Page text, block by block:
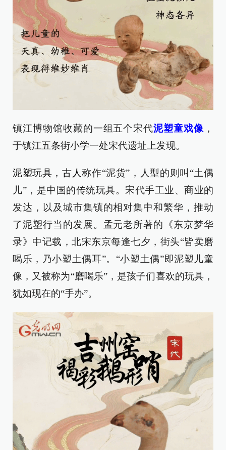
镇江博物馆收藏的一组五个宋代泥塑童戏像 ，
于镇江五条街小学一处宋代遗址上发现。
泥塑玩具，古人称作“泥货”，人型的则叫“土偶
儿”，是中国的传统玩具。宋代手工业、商业的
发达，以及城市集镇的相对集中和繁华，推动
了泥塑行当的发展。孟元老所著的《东京梦华
录》中记载，北宋东京每逢七夕，街头“皆卖磨
喝乐，乃小塑土偶耳”。“小塑土偶”即泥塑儿童
像，又被称为“磨喝乐”，是孩子们喜欢的玩具，
犹如现在的“手办”。